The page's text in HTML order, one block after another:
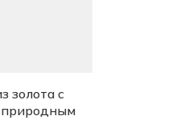
золота с